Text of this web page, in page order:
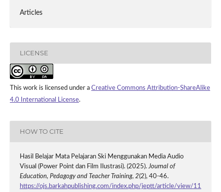
Articles
LICENSE
This work is licensed under a Creative Commons Attribution-ShareAlike
4.0 International License.
HOW TO CITE
Hasil Belajar Mata Pelajaran Ski Menggunakan Media Audio
Visual (Power Point dan Film Ilustrasi). (2025). Journal of
Education, Pedagogy and Teacher Training, 2(2), 40-46.
https://ojs.barkahpublishing.com/index.php/jeptt/article/view/11